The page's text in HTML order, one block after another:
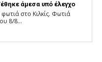
άμεσα υπό έλεγχο
στο Κιλκίς. Φωτιά
8/8...